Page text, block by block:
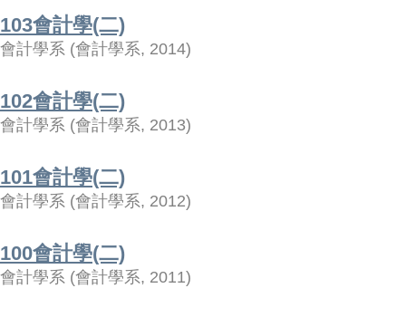
103會計學(二)
會計學系 (會計學系, 2014)
102會計學(二)
會計學系 (會計學系, 2013)
101會計學(二)
會計學系 (會計學系, 2012)
100會計學(二)
會計學系 (會計學系, 2011)